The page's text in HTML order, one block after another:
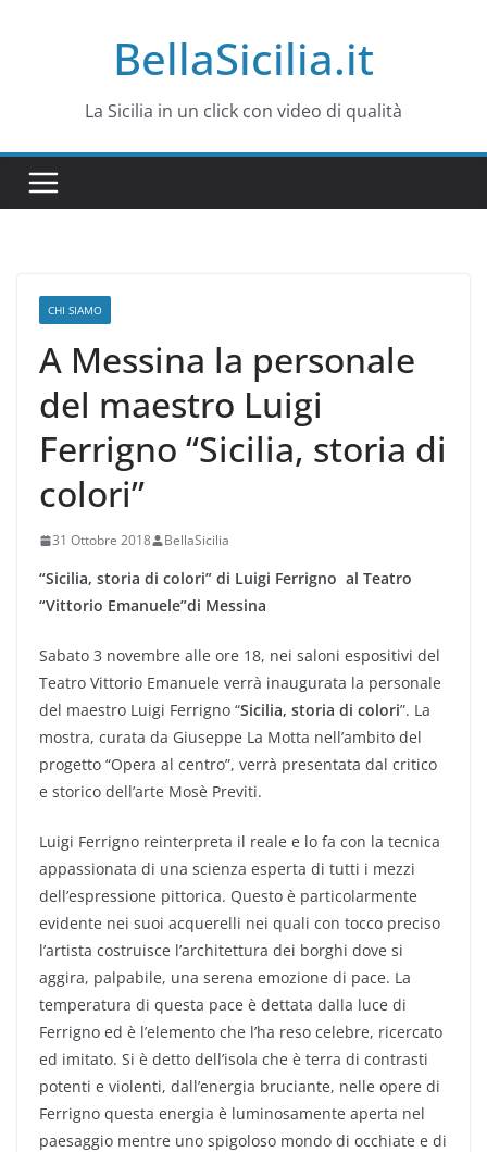
BellaSicilia.it
La Sicilia in un click con video di qualità
CHI SIAMO
A Messina la personale
del maestro Luigi
Ferrigno “Sicilia, storia di
colori”
31 Ottobre 2018 BellaSicilia
“Sicilia, storia di colori” di Luigi Ferrigno al Teatro
“Vittorio Emanuele”di Messina
Sabato 3 novembre alle ore 18, nei saloni espositivi del
Teatro Vittorio Emanuele verrà inaugurata la personale
del maestro Luigi Ferrigno “Sicilia, storia di colori”. La
mostra, curata da Giuseppe La Motta nell’ambito del
progetto “Opera al centro”, verrà presentata dal critico
e storico dell’arte Mosè Previti.
Luigi Ferrigno reinterpreta il reale e lo fa con la tecnica
appassionata di una scienza esperta di tutti i mezzi
dell’espressione pittorica. Questo è particolarmente
evidente nei suoi acquerelli nei quali con tocco preciso
l’artista costruisce l’architettura dei borghi dove si
aggira, palpabile, una serena emozione di pace. La
temperatura di questa pace è dettata dalla luce di
Ferrigno ed è l’elemento che l’ha reso celebre, ricercato
ed imitato. Si è detto dell’isola che è terra di contrasti
potenti e violenti, dall’energia bruciante, nelle opere di
Ferrigno questa energia è luminosamente aperta nel
paesaggio mentre uno spigoloso mondo di occhiate e di